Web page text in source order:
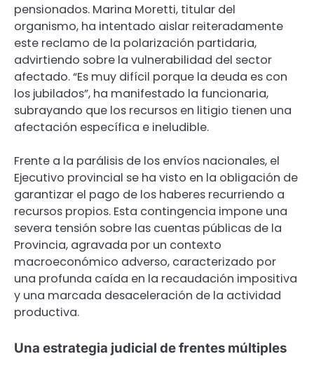
pensionados. Marina Moretti, titular del
organismo, ha intentado aislar reiteradamente
este reclamo de la polarización partidaria,
advirtiendo sobre la vulnerabilidad del sector
afectado. “Es muy difícil porque la deuda es con
los jubilados”, ha manifestado la funcionaria,
subrayando que los recursos en litigio tienen una
afectación específica e ineludible.
Frente a la parálisis de los envíos nacionales, el
Ejecutivo provincial se ha visto en la obligación de
garantizar el pago de los haberes recurriendo a
recursos propios. Esta contingencia impone una
severa tensión sobre las cuentas públicas de la
Provincia, agravada por un contexto
macroeconómico adverso, caracterizado por
una profunda caída en la recaudación impositiva
y una marcada desaceleración de la actividad
productiva.
Una estrategia judicial de frentes múltiples